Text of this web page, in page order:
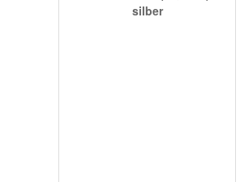
silber